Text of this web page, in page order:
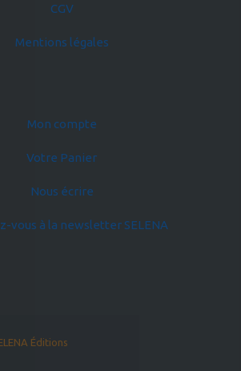
CGV
Mentions légales
Mon compte
Votre Panier
Nous écrire
vous à la newsletter SELENA
Éditions